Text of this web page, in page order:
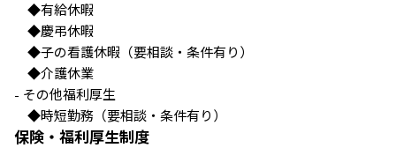
◆有給休暇
◆慶弔休暇
◆子の看護休暇（要相談・条件有り）
◆介護休業
- その他福利厚生
◆時短勤務（要相談・条件有り）
保険・福利厚生制度